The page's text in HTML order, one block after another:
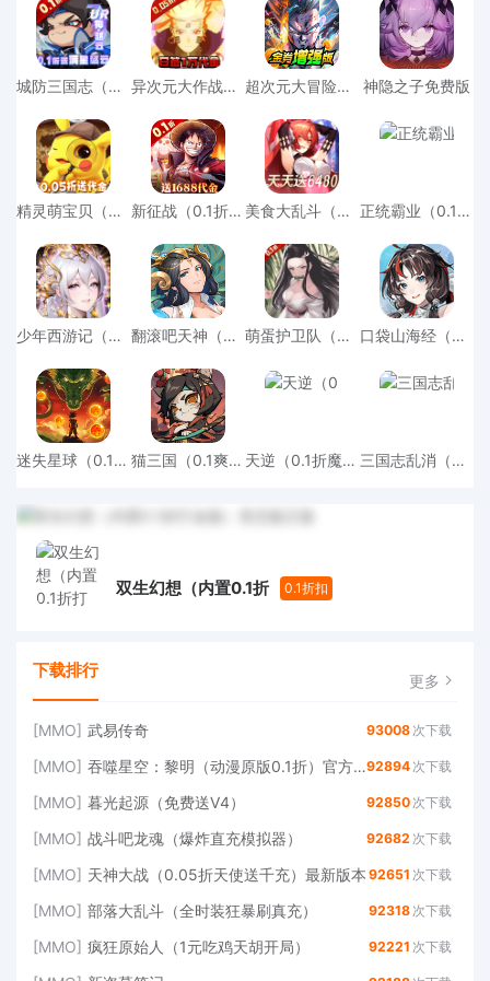
城防三国志（0.1折送满星赵云）安卓版 异次元大作战（0.05折百万代金版）游戏 超次元大冒险（0.05金券增强版）官方版 神隐之子免费版
精灵萌宝贝（0.05折免费版领万充）安卓版 新征战（0.1折创角送代金）最新版本 美食大乱斗（0.1折免费版）最新版本 正统霸业（0.1折三国霸业）变态版最新版
少年西游记（纯享版）中文版 翻滚吧天神（0.1天天1000）官服 萌蛋护卫队（0.1折5v5）最新 口袋山海经（0.1折免费版）官方
迷失星球（0.1送超四悟空）最新版本 猫三国（0.1爽充版）免费版 天逆（0.1折魔导士传奇）正版 三国志乱消（内置0.1折）变态版最新版本
双生幻想（内置0.1折 0.1折扣
下载排行 更多
[MMO] 武易传奇 93008 次下载
[MMO] 吞噬星空：黎明（动漫原版0.1折）官方版92894 次下载
[MMO] 暮光起源（免费送V4） 92850 次下载
[MMO] 战斗吧龙魂（爆炸直充模拟器） 92682 次下载
[MMO] 天神大战（0.05折天使送千充）最新版本 92651 次下载
[MMO] 部落大乱斗（全时装狂暴刷真充） 92318 次下载
[MMO] 疯狂原始人（1元吃鸡天胡开局） 92221 次下载